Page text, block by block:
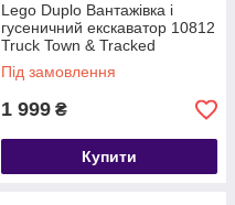
Lego Duplo Вантажівка і
гусеничний екскаватор 10812
Truck Town & Tracked
Excavator
Під замовлення
1 999 ₴
Купити